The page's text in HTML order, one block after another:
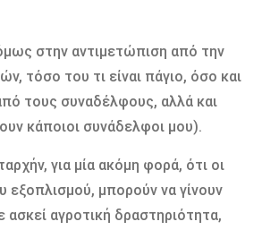
στην αντιµετώπιση από την
τόσο του τι είναι πάγιο, όσο και
τους συναδέλφους, αλλά και
κάποιοι συνάδελφοι µου).
για µία ακόµη φορά, ότι οι
εξοπλισµού, µπορούν να γίνουν
αγροτική δραστηριότητα,